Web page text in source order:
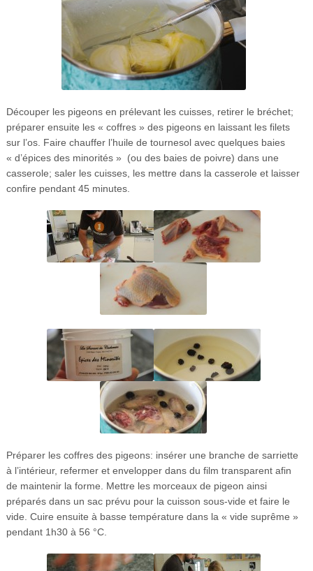
Découper les pigeons en prélevant les cuisses, retirer le bréchet;
préparer ensuite les « coffres » des pigeons en laissant les filets
sur l’os. Faire chauffer l’huile de tournesol avec quelques baies
« d’épices des minorités » (ou des baies de poivre) dans une
casserole; saler les cuisses, les mettre dans la casserole et laisser
confire pendant 45 minutes.
Préparer les coffres des pigeons: insérer une branche de sarriette
à l’intérieur, refermer et envelopper dans du film transparent afin
de maintenir la forme. Mettre les morceaux de pigeon ainsi
préparés dans un sac prévu pour la cuisson sous-vide et faire le
vide. Cuire ensuite à basse température dans la « vide suprême »
pendant 1h30 à 56 °C.